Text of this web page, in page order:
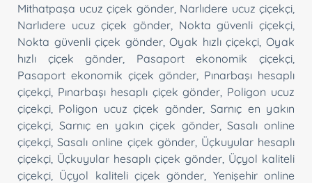
Mithatpaşa ucuz çiçek gönder, Narlıdere ucuz çiçekçi
Narlıdere ucuz çiçek gönder
Nokta güvenli çiçekçi
Nokta güvenli çiçek gönder,Oyak hızlı çiçekçi ,Oyak
hızlı çiçek gönder
Pasaport ekonomik çiçekçi
Pasaport ekonomik çiçek gönder Pınarbaşı hesaplı
çiçekçi Pınarbaşı hesaplı çiçek gönder Poligon ucuz
çiçekçi Poligon ucuz çiçek gönder,Sarnıç en yakın
çiçekçi Sarnıç en yakın çiçek gönder,Sasalı online
çiçekçi ,Sasalı online çiçek gönder, Üçkuyular hesaplı
çiçekçi Üçkuyular hesaplı çiçek gönder Üçyol kaliteli
çiçekçi
Üçyol kaliteli çiçek gönder
Yenişehir online